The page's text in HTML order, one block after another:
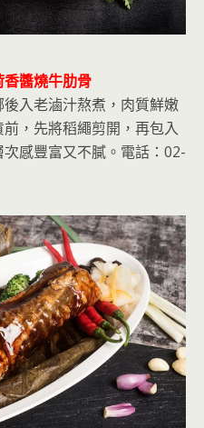
香醬燒牛肋骨
入老滷汁熬煮，肉質鮮嫩
，先將稻繩剪開，再包入
感豐富又不膩。電話：02-